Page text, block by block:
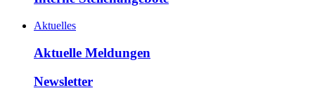
Aktuelles
Aktuelle Meldungen
Newsletter